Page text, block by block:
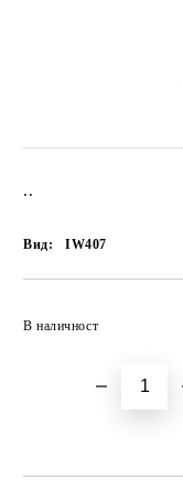
..
Вид: IW407
В наличност